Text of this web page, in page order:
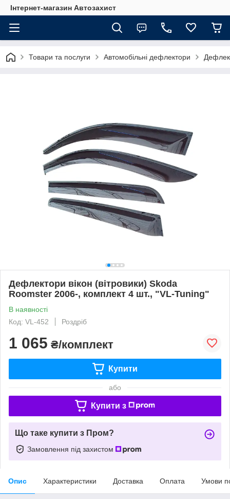
Інтернет-магазин Автозахист
Товари та послуги Автомобільні дефлектори
Дефлектори вікон (вітровики) Skoda
Roomster 2006-, комплект 4 шт., "VL-Tuning"
В наявності
Код: VL-452
Роздріб
1 065 ₴/комплект
Купити
або
Купити з
Що таке купити з Пром?
Замовлення під захистом
Опис Характеристики Доставка Оплата Умови